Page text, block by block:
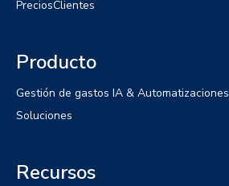
PreciosClientes
Producto
Gestión de gastos IA & Automatizaciones
Soluciones
Recursos